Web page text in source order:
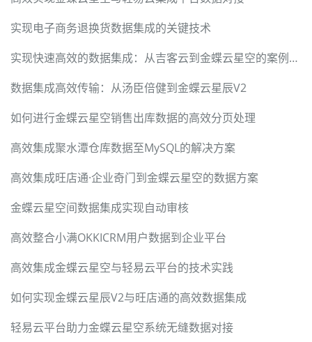
实现电子商务退换货数据集成的关键技术
实现快速高效的数据集成：从吉客云到金蝶云星空的案例分析
数据集成高效传输：从汤臣倍健到金蝶云星辰V2
如何进行金蝶云星空销售出库数据的高效分页处理
高效集成聚水潭仓库数据至MySQL的解决方案
高效集成旺店通·企业奇门到金蝶云星空的数据方案
金蝶云星空间数据集成实现自动审核
高效整合小满OKKICRM用户数据到企业平台
高效集成金蝶云星空与轻易云平台的技术实践
如何实现金蝶云星辰V2与旺店通的高效数据集成
轻易云平台助力金蝶云星空系统无缝数据对接